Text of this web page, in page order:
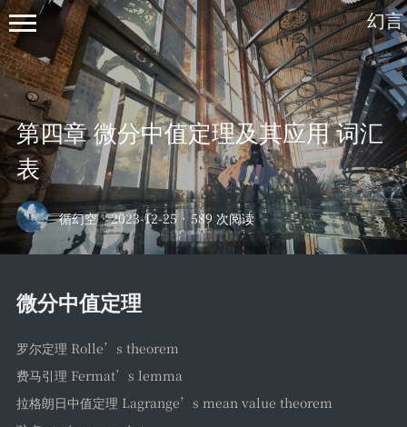
第四章 微分中值定理及其应用 词汇
表
循幻空 · 2023-12-25 · 589 次阅读
微分中值定理
罗尔定理 Rolle’s theorem
费马引理 Fermat’s lemma
拉格朗日中值定理 Lagrange’s mean value theorem
幻言
首页
归档
笔记